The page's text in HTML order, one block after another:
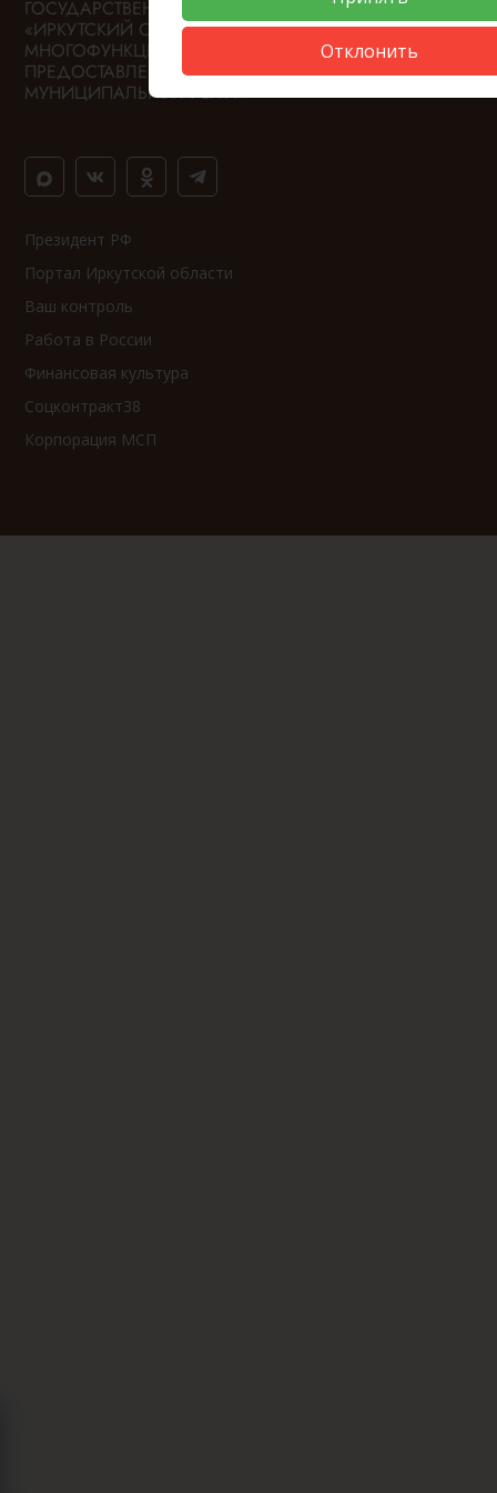
ГОСУДАРСТВЕННОЕ АВТОНОМНОЕ УЧРЕЖДЕНИЕ
«ИРКУТСКИЙ ОБЛАСТНОЙ
МНОГОФУНКЦИОНАЛЬНЫЙ ЦЕНТР
ПРЕДОСТАВЛЕНИЯ ГОСУДАРСТВЕННЫХ И
МУНИЦИПАЛЬНЫХ УСЛУГ»
Президент РФ
Портал Иркутской области
Ваш контроль
Работа в России
Финансовая культура
Соцконтракт38
Корпорация МСП
Отклонить